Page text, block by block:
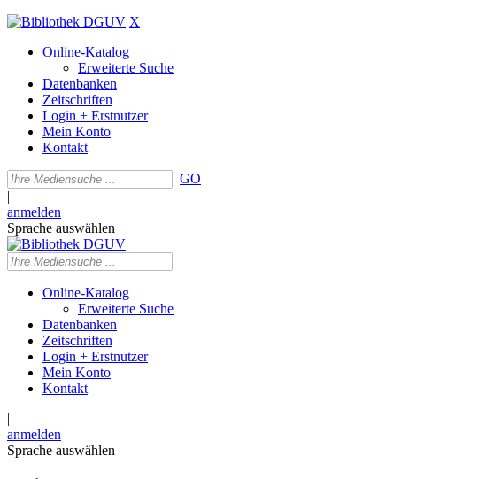
X
Online-Katalog
Erweiterte Suche
Datenbanken
Zeitschriften
Login + Erstnutzer
Mein Konto
Kontakt
GO
|
anmelden
Sprache auswählen
Online-Katalog
Erweiterte Suche
Datenbanken
Zeitschriften
Login + Erstnutzer
Mein Konto
Kontakt
|
anmelden
Sprache auswählen